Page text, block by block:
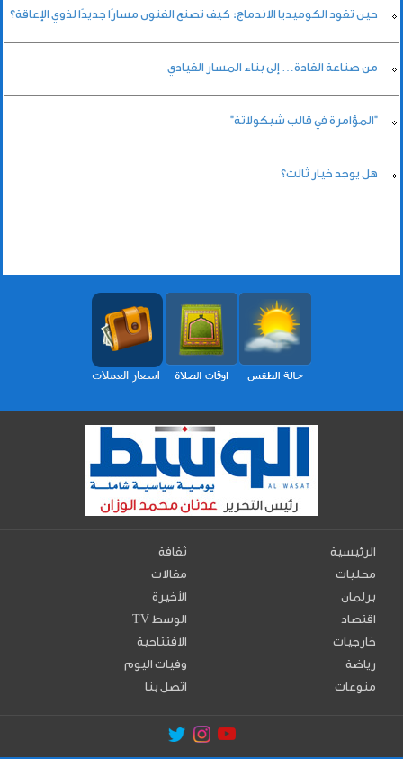
حين تقود الكوميديا الاندماج: كيف تصنع الفنون مسارًا جديدًا لذوي الإعاقة؟
من صناعة القادة… إلى بناء المسار القيادي
"المؤامرة في قالب شيكولاتة"
هل يوجد خيار ثالث؟
الرئيسية
محليات
برلمان
اقتصاد
خارجيات
رياضة
منوعات
ثقافة
مقالات
الأخيرة
TV الوسط
الافتتاحية
وفيات اليوم
اتصل بنا